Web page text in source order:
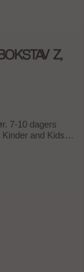
Z,
7-10 dagers
for hele
for å
og kan også
på en gang.
Størrelse
Leveres
EN71/CE